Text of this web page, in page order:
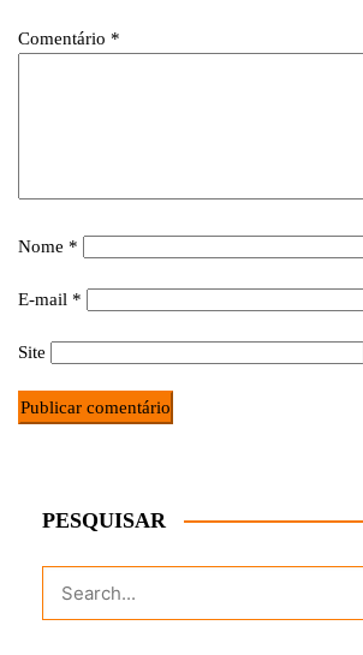
Comentário *
Nome *
E-mail *
Site
PESQUISAR